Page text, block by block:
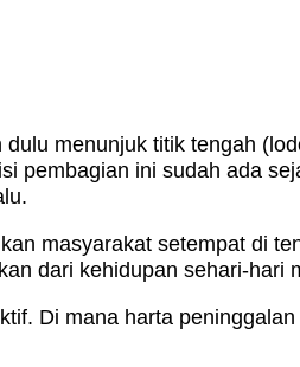
menunjuk titik tengah
pembagian ini sudah ada
masyarakat setempat di
dari kehidupan sehari-hari
Di mana harta